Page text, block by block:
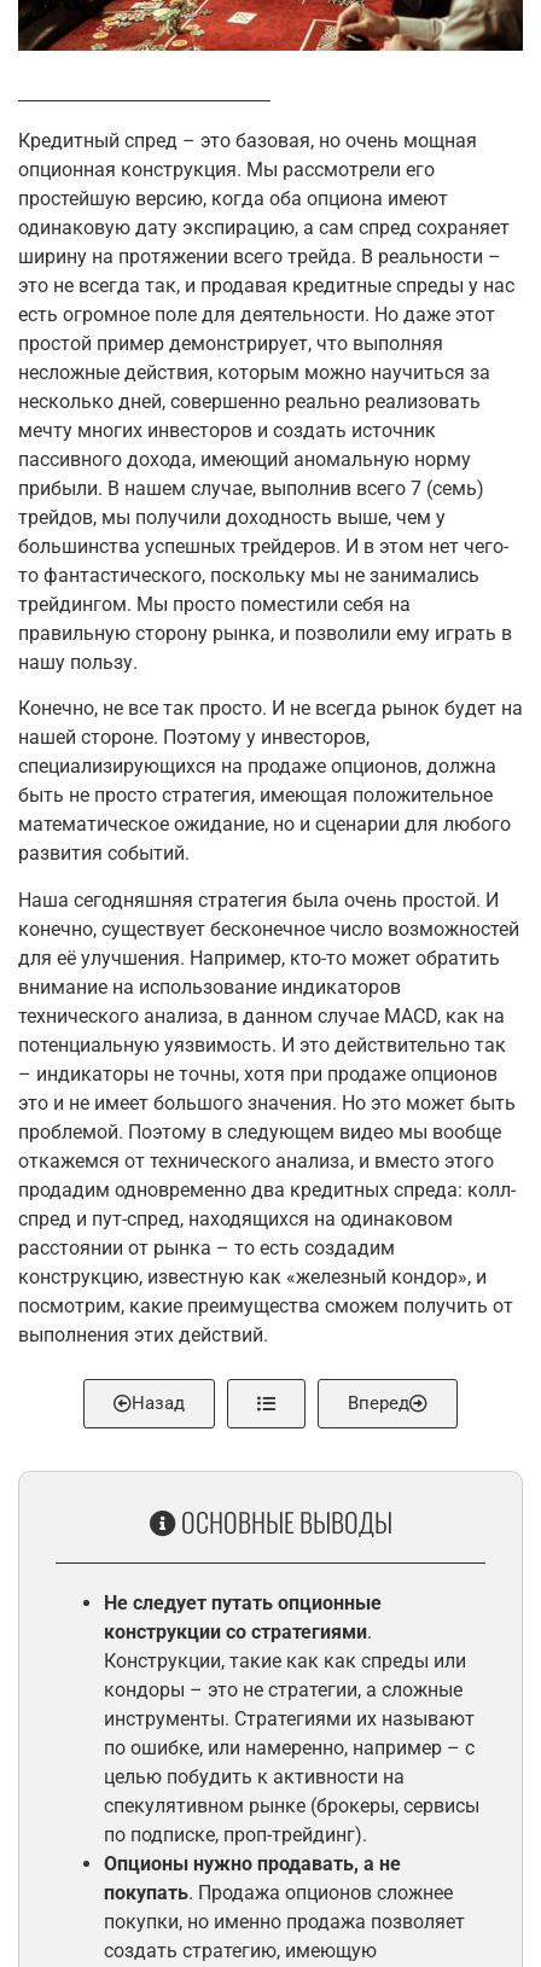
Кредитный спред – это базовая, но очень мощная
опционная конструкция. Мы рассмотрели его
простейшую версию, когда оба опциона имеют
одинаковую дату экспирацию, а сам спред сохраняет
ширину на протяжении всего трейда. В реальности –
это не всегда так, и продавая кредитные спреды у нас
есть огромное поле для деятельности. Но даже этот
простой пример демонстрирует, что выполняя
несложные действия, которым можно научиться за
несколько дней, совершенно реально реализовать
мечту многих инвесторов и создать источник
пассивного дохода, имеющий аномальную норму
прибыли. В нашем случае, выполнив всего 7 (семь)
трейдов, мы получили доходность выше, чем у
большинства успешных трейдеров. И в этом нет чего-
то фантастического, поскольку мы не занимались
трейдингом. Мы просто поместили себя на
правильную сторону рынка, и позволили ему играть в
нашу пользу.
Конечно, не все так просто. И не всегда рынок будет на
нашей стороне. Поэтому у инвесторов,
специализирующихся на продаже опционов, должна
быть не просто стратегия, имеющая положительное
математическое ожидание, но и сценарии для любого
развития событий.
Наша сегодняшняя стратегия была очень простой. И
конечно, существует бесконечное число возможностей
для её улучшения. Например, кто-то может обратить
внимание на использование индикаторов
технического анализа, в данном случае MACD, как на
потенциальную уязвимость. И это действительно так
– индикаторы не точны, хотя при продаже опционов
это и не имеет большого значения. Но это может быть
проблемой. Поэтому в следующем видео мы вообще
откажемся от технического анализа, и вместо этого
продадим одновременно два кредитных спреда: колл-
спред и пут-спред, находящихся на одинаковом
расстоянии от рынка – то есть создадим
конструкцию, известную как «железный кондор», и
посмотрим, какие преимущества сможем получить от
выполнения этих действий.
Назад Вперед
ОСНОВНЫЕ ВЫВОДЫ
Не следует путать опционные
конструкции со стратегиями.
Конструкции, такие как как спреды или
кондоры – это не стратегии, а сложные
инструменты. Стратегиями их называют
по ошибке, или намеренно, например – с
целью побудить к активности на
спекулятивном рынке (брокеры, сервисы
по подписке, проп-трейдинг).
Опционы нужно продавать, а не
покупать. Продажа опционов сложнее
покупки, но именно продажа позволяет
создать стратегию, имеющую